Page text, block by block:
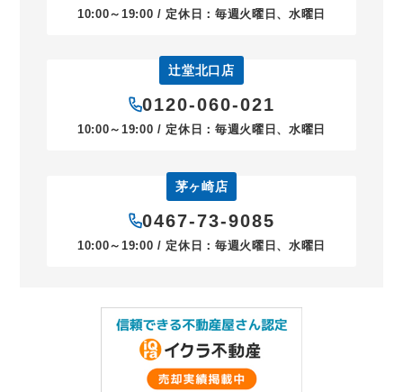
10:00～19:00 / 定休日：毎週火曜日、水曜日
辻堂北口店
0120-060-021
10:00～19:00 / 定休日：毎週火曜日、水曜日
茅ヶ崎店
0467-73-9085
10:00～19:00 / 定休日：毎週火曜日、水曜日